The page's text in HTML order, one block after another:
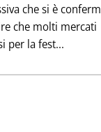
che si è
che molti mercati
per la fest...